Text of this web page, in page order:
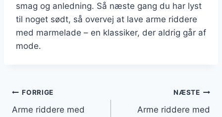
smag og anledning. Så næste gang du har lyst
til noget sødt, så overvej at lave arme riddere
med marmelade – en klassiker, der aldrig går af
mode.
Indlægsnavigation
FORRIGE
Arme riddere med
NÆSTE
Arme riddere med